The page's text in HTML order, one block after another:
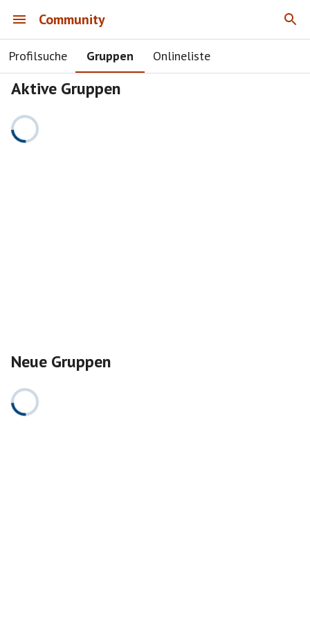
Community
Profilsuche Gruppen Onlineliste
Aktive Gruppen
Neue Gruppen